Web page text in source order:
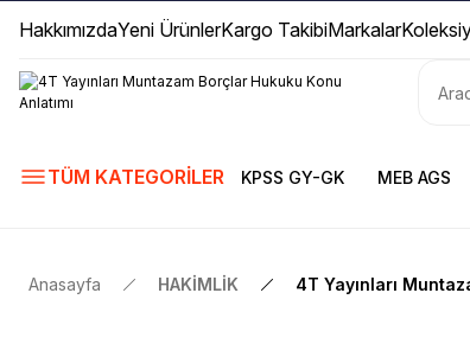
HakkımızdaYeni ÜrünlerKargo TakibiMarkalar
TÜM KATEGORİLER KPSS GY-GK MEB AGS
Anasayfa HAKİMLİK 4T Yayınları